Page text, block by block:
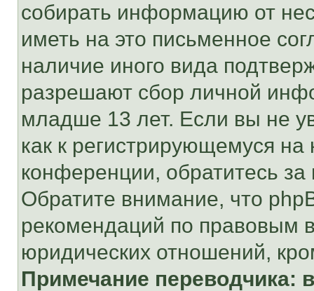
собирать информацию от
иметь на это письменное
наличие иного вида
разрешают сбор личной
младше 13 лет. Если вы не
как к регистрирующемуся
конференции, обратитесь
Обратите внимание, что
рекомендаций по правовым
юридических отношений,
Примечание переводчика: